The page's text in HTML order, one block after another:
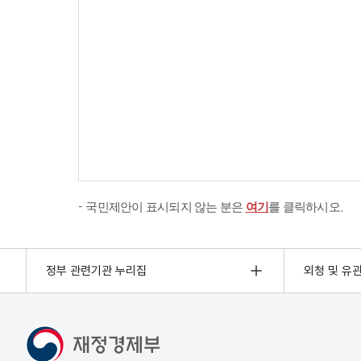
국민제안이 표시되지 않는 분은 여기를 클릭하시오.
정부 관련기관 누리집 외청 및 유